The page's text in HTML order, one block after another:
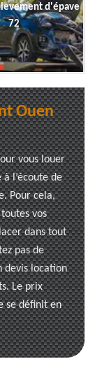
d'épave
72
Ouen
vous louer
l’écoute de
Pour cela,
vos
dans tout
pas de
devis location
Le prix
se définit en